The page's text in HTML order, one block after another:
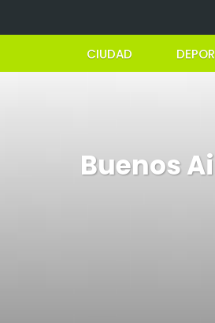
CIUDAD
Buenos